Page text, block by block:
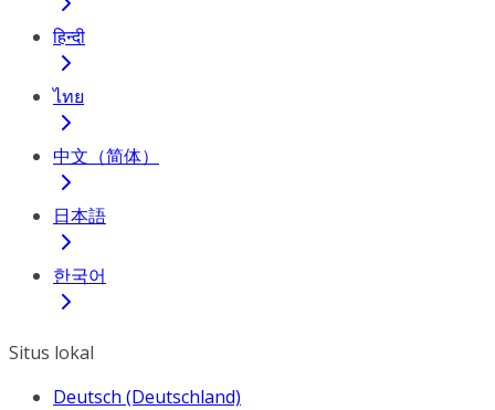
हिन्दी
ไทย
中文（简体）
日本語
한국어
Situs lokal
Deutsch (Deutschland)